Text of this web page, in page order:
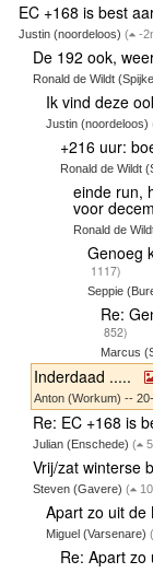
EC +168 is best
Justin (noordeloos) ( -
De 192 ook,
Ronald de Wildt
Ik vind deze
Justin (noordeloos)
+216 uur:
Ronald de Wildt
einde run,
voor
Ronald de
Genoeg
1117)
Seppie
Re:
852)
Marcus
Inderdaad .....
Anton (Workum) --
Re: EC +168 is
Julian (Enschede) (
Vrij/zat winterse
Steven (Gavere) (
Apart zo uit de
Miguel (Varsenare)
Re: Apart